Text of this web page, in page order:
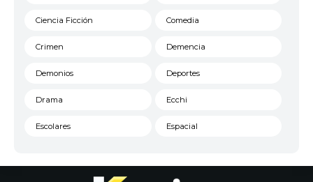
Ciencia Ficción Comedia
Crimen Demencia
Demonios Deportes
Drama Ecchi
Escolares Espacial
Historico